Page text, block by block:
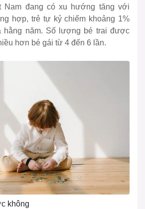
đang có xu hướng tăng với
hợp, trẻ tự kỷ chiếm khoảng 1%
hằng năm. Số lượng bé trai được
hơn bé gái từ 4 đến 6 lần.
không